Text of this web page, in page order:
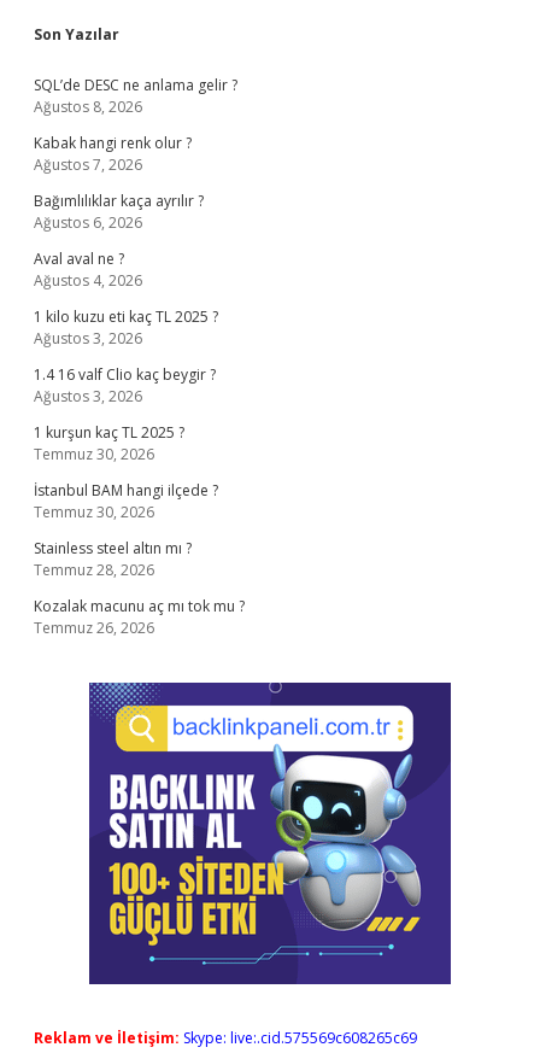
Sidebar
Son Yazılar
SQL’de DESC ne anlama gelir ?
Ağustos 8, 2026
Kabak hangi renk olur ?
Ağustos 7, 2026
Bağımlılıklar kaça ayrılır ?
Ağustos 6, 2026
Aval aval ne ?
Ağustos 4, 2026
1 kilo kuzu eti kaç TL 2025 ?
Ağustos 3, 2026
1.4 16 valf Clio kaç beygir ?
Ağustos 3, 2026
1 kurşun kaç TL 2025 ?
Temmuz 30, 2026
İstanbul BAM hangi ilçede ?
Temmuz 30, 2026
Stainless steel altın mı ?
Temmuz 28, 2026
Kozalak macunu aç mı tok mu ?
Temmuz 26, 2026
Reklam ve İletişim: Skype: live:.cid.575569c608265c69